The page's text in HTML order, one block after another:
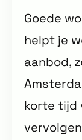
Goede
helpt je
aanbod,
korte tijd